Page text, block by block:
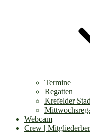
Termine
Regatten
Krefelder
Webcam
Crew |